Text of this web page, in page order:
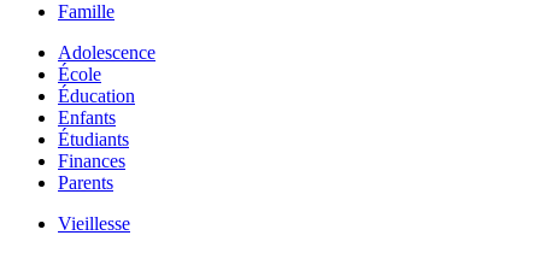
Famille
Adolescence
École
Éducation
Enfants
Étudiants
Finances
Parents
Vieillesse